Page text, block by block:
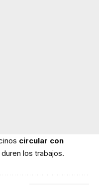
circular con
los trabajos.